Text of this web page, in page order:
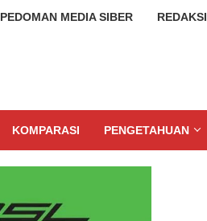
PEDOMAN MEDIA SIBER REDAKSI
KOMPARASI PENGETAHUAN